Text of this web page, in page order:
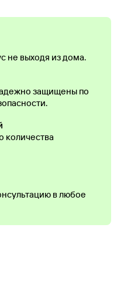
не выходя из дома.
защищены по
количества
в любое